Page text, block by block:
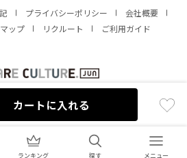
ランキング
プライバシーポリシー
会社概要
ップ リクルート ご利用ガイド
CULTURE.
カートに入れる